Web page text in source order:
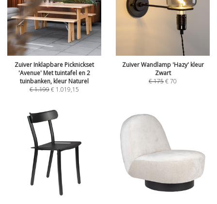
Zuiver Inklapbare Picknickset
'Avenue' Met tuintafel en 2
tuinbanken, kleur Naturel
€1.199€ 1.019,15
Zuiver Wandlamp 'Hazy' kleur
Zwart
€175€70